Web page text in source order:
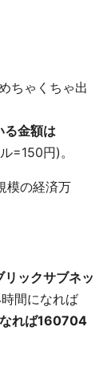
ちゃくちゃ出
る金額は
=150円)。
模の経済万
ックサブネッ
間になれば
れば160704